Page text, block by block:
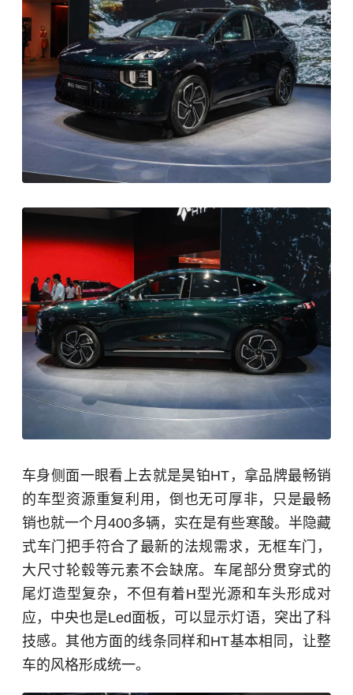
车身侧面一眼看上去就是昊铂HT，拿品牌最畅销
的车型资源重复利用，倒也无可厚非，只是最畅
销也就一个月400多辆，实在是有些寒酸。半隐藏
式车门把手符合了最新的法规需求，无框车门，
大尺寸轮毂等元素不会缺席。车尾部分贯穿式的
尾灯造型复杂，不但有着H型光源和车头形成对
应，中央也是Led面板，可以显示灯语，突出了科
技感。其他方面的线条同样和HT基本相同，让整
车的风格形成统一。